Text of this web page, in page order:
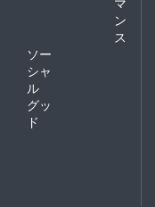
ン
ス
ソー
シャ
ル
グッ
ド